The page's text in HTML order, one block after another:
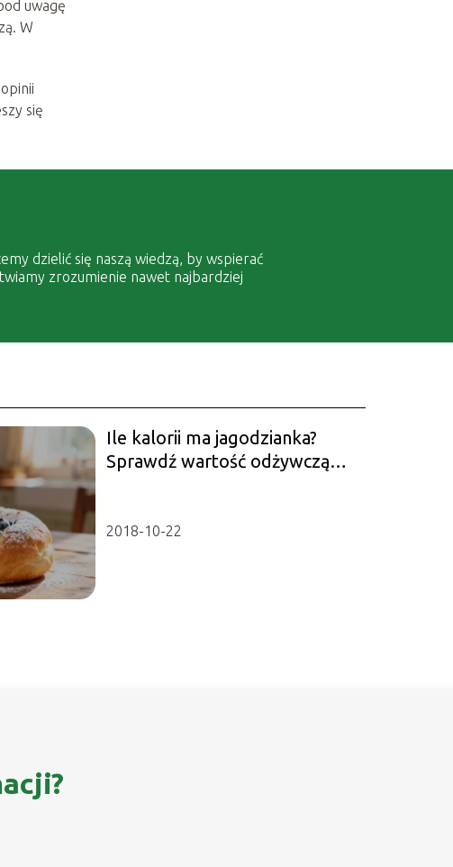
uwagę
W
się
dzielić się naszą wiedzą, by wspierać
zrozumienie nawet najbardziej
Ile kalorii ma jagodzianka?
Sprawdź wartość odżywczą
2018-10-22